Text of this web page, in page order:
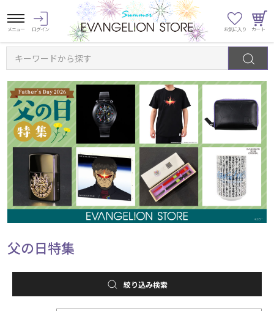
キーワードから探す
父の日特集
絞り込み検索